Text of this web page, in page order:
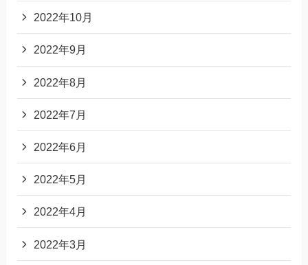
2022年10月
2022年9月
2022年8月
2022年7月
2022年6月
2022年5月
2022年4月
2022年3月